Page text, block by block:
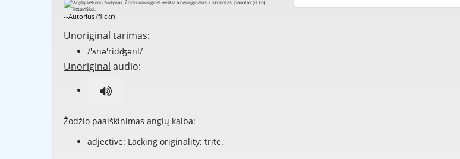
--Autorius (flickr)
Unoriginal tarimas:
/'ʌnə'ridʤənl/
Unoriginal audio:
Žodžio paaiškinimas anglų kalba:
adjective: Lacking originality; trite.